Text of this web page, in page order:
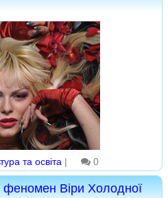
та освіта | 0
феномен Віри Холодної